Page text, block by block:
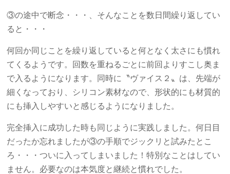
③の途中で断念・・・、そんなことを数日間繰り返してい
ると・・・
何回か同じことを繰り返していると何となく太さにも慣れ
てくるようです。回数を重ねるごとに前回よりすこし奥ま
で入るようになります。同時に〝ヴァイス２〟は、先端が
細くなっており、シリコン素材なので、形状的にも材質的
にも挿入しやすいと感じるようになりました。
完全挿入に成功した時も同じように実践しました。何日目
だったか忘れましたが③の手順でジックリと試みたとこ
ろ・・・ついに入ってしまいました！特別なことはしてい
ません。必要なのは本気度と継続と慣れでした。